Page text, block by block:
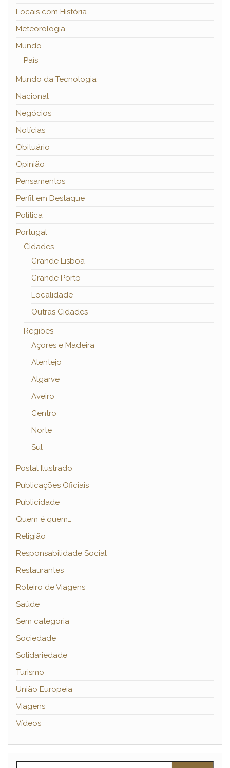
Locais com História
Meteorologia
Mundo
País
Mundo da Tecnologia
Nacional
Negócios
Notícias
Obituário
Opinião
Pensamentos
Perfil em Destaque
Política
Portugal
Cidades
Grande Lisboa
Grande Porto
Localidade
Outras Cidades
Regiões
Açores e Madeira
Alentejo
Algarve
Aveiro
Centro
Norte
Sul
Postal Ilustrado
Publicações Oficiais
Publicidade
Quem é quem…
Religião
Responsabilidade Social
Restaurantes
Roteiro de Viagens
Saúde
Sem categoria
Sociedade
Solidariedade
Turismo
União Europeia
Viagens
Vídeos